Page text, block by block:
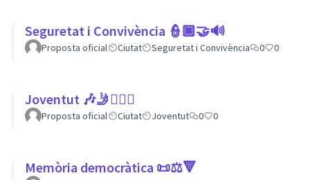
Seguretat i Convivència 👮🏿🤝🔊
Proposta oficial Ciutat Seguretat i Convivència 0 0
Joventut 🎶🤳🙇🏽‍♀
Proposta oficial Ciutat Joventut 0 0
Memòria democràtica 📜⚖️🔻